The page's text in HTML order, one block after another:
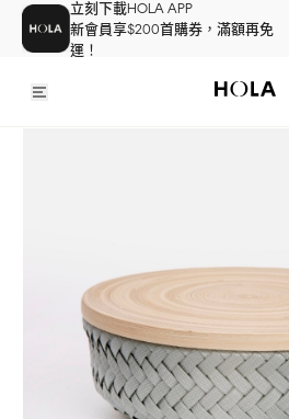
立刻下載HOLA APP
新會員享$200首購券，滿額再免
運！